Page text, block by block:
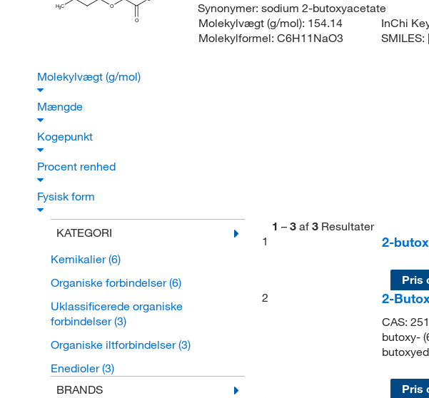
H3C O
O
Synonymer:sodium 2-butoxyacetate
Molekylvægt (g/mol): 154.14
Molekylformel: C6H11NaO3
InChi
SMILES:
Molekylvægt (g/mol)
Mængde
Kogepunkt
Procent renhed
Fysisk form
KATEGORI
Kemikalier(6)
Organiske forbindelser(6)
Uklassificerede organiske
forbindelser(3)
Organiske iltforbindelser(3)
Enedioler(3)
BRANDS
1 – 3 af 3 Resultater
1
2-
Pris
2
2-
CAS:
butoxy-
Pris